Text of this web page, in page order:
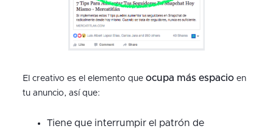
El creativo es el elemento que ocupa más espacioen
tu anuncio, así que:
Tiene que interrumpir el patrón de